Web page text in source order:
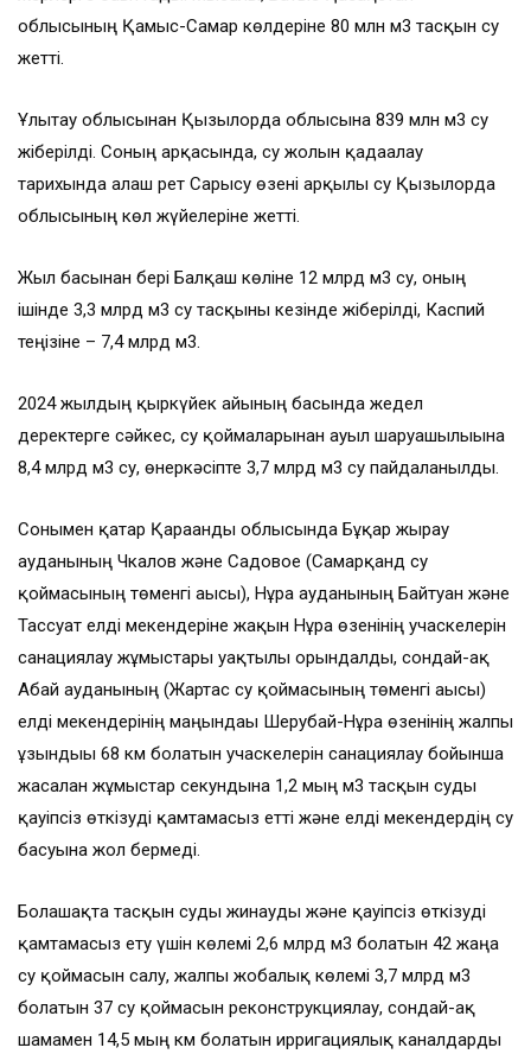
облысының Қамыс-Самар көлдеріне 80 млн м3 тасқын су
жетті.
Ұлытау облысынан Қызылорда облысына 839 млн м3 су
жіберілді. Соның арқасында, су жолын қадағалау
тарихында алғаш рет Сарысу өзені арқылы су Қызылорда
облысының көл жүйелеріне жетті.
Жыл басынан бері Балқаш көліне 12 млрд м3 су, оның
ішінде 3,3 млрд м3 су тасқыны кезінде жіберілді, Каспий
теңізіне – 7,4 млрд м3.
2024 жылдың қыркүйек айының басында жедел
деректерге сәйкес, су қоймаларынан ауыл шаруашылығына
8,4 млрд м3 су, өнеркәсіпте 3,7 млрд м3 су пайдаланылды.
Сонымен қатар Қарағанды облысында Бұқар жырау
ауданының Чкалов және Садовое (Самарқанд су
қоймасының төменгі ағысы), Нұра ауданының Байтуған және
Тассуат елді мекендеріне жақын Нұра өзенінің учаскелерін
санациялау жұмыстары уақтылы орындалды, сондай-ақ
Абай ауданының (Жартас су қоймасының төменгі ағысы)
елді мекендерінің маңындағы Шерубай-Нұра өзенінің жалпы
ұзындығы 68 км болатын учаскелерін санациялау бойынша
жасалған жұмыстар секундына 1,2 мың м3 тасқын суды
қауіпсіз өткізуді қамтамасыз етті және елді мекендердің су
басуына жол бермеді.
Болашақта тасқын суды жинауды және қауіпсіз өткізуді
қамтамасыз ету үшін көлемі 2,6 млрд м3 болатын 42 жаңа
су қоймасын салу, жалпы жобалық көлемі 3,7 млрд м3
болатын 37 су қоймасын реконструкциялау, сондай-ақ
шамамен 14,5 мың км болатын ирригациялық каналдарды